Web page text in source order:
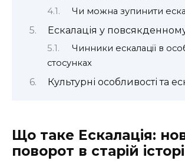
Чи можна зупинити
Ескалація у
Чинники ескалації в
стосунках
Культурні особливості та
Що таке Ескалація:
поворот в старій